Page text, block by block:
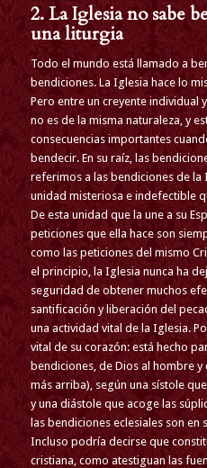
2. La Iglesia no sabe
una liturgia
Todo el mundo está llamado a
bendiciones. La Iglesia hace lo
Pero entre un creyente individual
no es de la misma naturaleza, y
consecuencias importantes
bendecir. En su raíz, las
referimos a las bendiciones de la
unidad misteriosa e indefectible
De esta unidad que la une a su
peticiones que ella hace son
como las peticiones del mismo
el principio, la Iglesia nunca ha
seguridad de obtener muchos
santificación y liberación del
una actividad vital de la Iglesia.
vital de su corazón: está hecho
bendiciones, de Dios al hombre y
más arriba), según una sístole
y una diástole que acoge las
las bendiciones eclesiales son
Incluso podría decirse que
cristiana, como atestiguan las